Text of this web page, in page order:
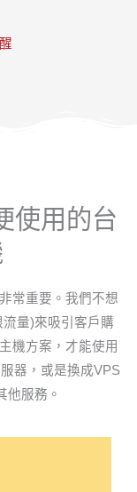
使用的台
非常重要。我們不想
量)來吸引客戶購
機方案，才能使用
器，或是換成VPS
他服務。